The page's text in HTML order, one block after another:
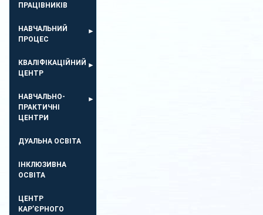
ПРАЦІВНИКІВ
НАВЧАЛЬНИЙ
ПРОЦЕС
КВАЛІФІКАЦІЙНИЙ
ЦЕНТР
НАВЧАЛЬНО-
ПРАКТИЧНІ
ЦЕНТРИ
ДУАЛЬНА ОСВІТА
ІНКЛЮЗИВНА
ОСВІТА
ЦЕНТР
КАР’ЄРНОГО